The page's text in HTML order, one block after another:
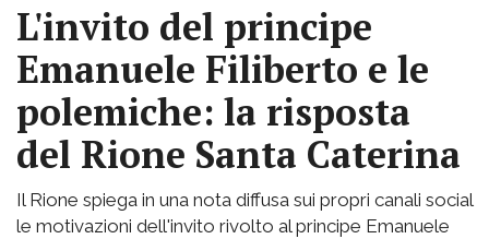
L'invito del principe
Emanuele Filiberto e le
polemiche: la risposta
del Rione Santa Caterina
Il Rione spiega in una nota diffusa sui propri canali social
le motivazioni dell'invito rivolto al principe Emanuele